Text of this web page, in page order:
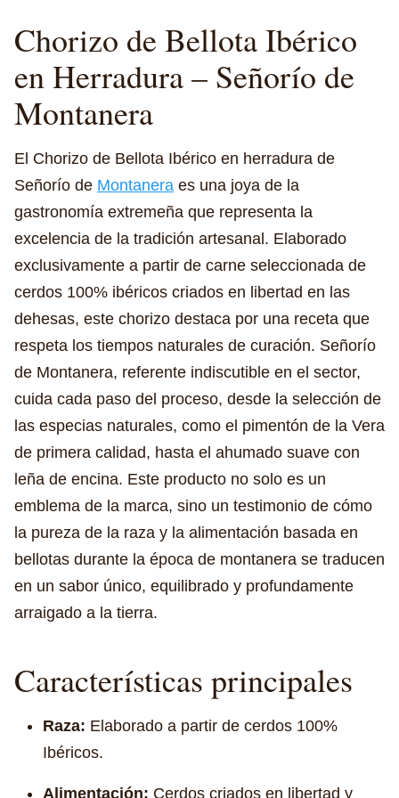
Chorizo de Bellota Ibérico
en Herradura – Señorío de
Montanera
El Chorizo de Bellota Ibérico en herradura de
Señorío de Montanera es una joya de la
gastronomía extremeña que representa la
excelencia de la tradición artesanal. Elaborado
exclusivamente a partir de carne seleccionada de
cerdos 100% ibéricos criados en libertad en las
dehesas, este chorizo destaca por una receta que
respeta los tiempos naturales de curación. Señorío
de Montanera, referente indiscutible en el sector,
cuida cada paso del proceso, desde la selección de
las especias naturales, como el pimentón de la Vera
de primera calidad, hasta el ahumado suave con
leña de encina. Este producto no solo es un
emblema de la marca, sino un testimonio de cómo
la pureza de la raza y la alimentación basada en
bellotas durante la época de montanera se traducen
en un sabor único, equilibrado y profundamente
arraigado a la tierra.
Características principales
Raza: Elaborado a partir de cerdos 100%
Ibéricos.
Alimentación: Cerdos criados en libertad y